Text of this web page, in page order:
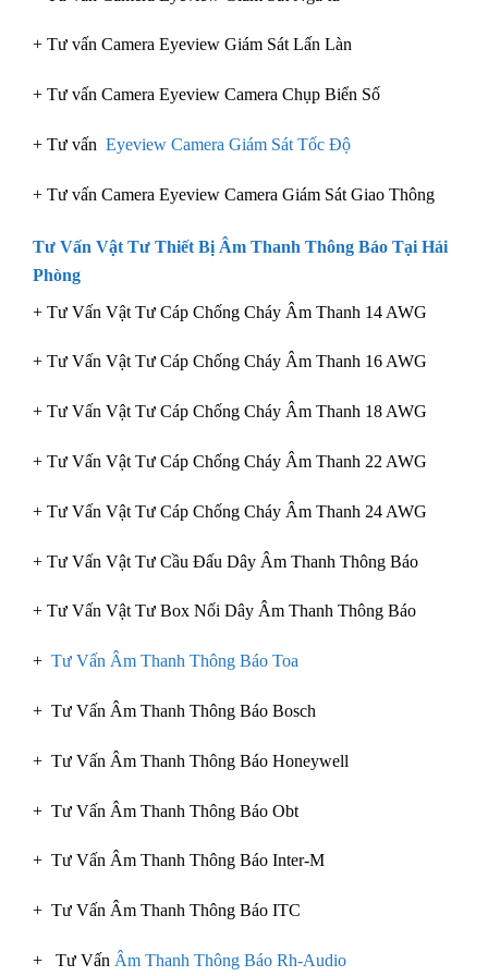
+ Tư vấn Camera Eyeview Giám Sát Lấn Làn
+ Tư vấn Camera Eyeview Camera Chụp Biển Số
+ Tư vấn Eyeview Camera Giám Sát Tốc Độ
+ Tư vấn Camera Eyeview Camera Giám Sát Giao Thông
Tư Vấn Vật Tư Thiết Bị Âm Thanh Thông Báo Tại Hải
Phòng
+ Tư Vấn Vật Tư Cáp Chống Cháy Âm Thanh 14 AWG
+ Tư Vấn Vật Tư Cáp Chống Cháy Âm Thanh 16 AWG
+ Tư Vấn Vật Tư Cáp Chống Cháy Âm Thanh 18 AWG
+ Tư Vấn Vật Tư Cáp Chống Cháy Âm Thanh 22 AWG
+ Tư Vấn Vật Tư Cáp Chống Cháy Âm Thanh 24 AWG
+ Tư Vấn Vật Tư Cầu Đấu Dây Âm Thanh Thông Báo
+ Tư Vấn Vật Tư Box Nối Dây Âm Thanh Thông Báo
+ Tư Vấn Âm Thanh Thông Báo Toa
+ Tư Vấn Âm Thanh Thông Báo Bosch
+ Tư Vấn Âm Thanh Thông Báo Honeywell
+ Tư Vấn Âm Thanh Thông Báo Obt
+ Tư Vấn Âm Thanh Thông Báo Inter-M
+ Tư Vấn Âm Thanh Thông Báo ITC
+ Tư Vấn Âm Thanh Thông Báo Rh-Audio